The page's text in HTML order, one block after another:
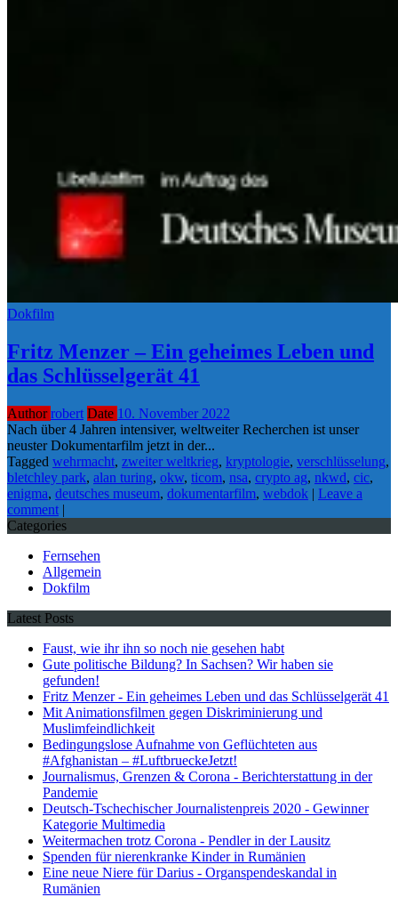
Dokfilm
Fritz Menzer – Ein geheimes Leben und
das Schlüsselgerät 41
Authorrobert Date 10. November 2022
Nach über 4 Jahren intensiver, weltweiter Recherchen ist unser
neuster Dokumentarfilm jetzt in der...
Tagged wehrmacht, zweiter weltkrieg, kryptologie, verschlüsselung,
bletchley park, alan turing, okw, ticom, nsa, crypto ag, nkwd, cic,
enigma, deutsches museum, dokumentarfilm, webdok | Leave a
comment |
Categories
Fernsehen
Allgemein
Dokfilm
Latest Posts
Faust, wie ihr ihn so noch nie gesehen habt
Gute politische Bildung? In Sachsen? Wir haben sie
gefunden!
Fritz Menzer - Ein geheimes Leben und das Schlüsselgerät 41
Mit Animationsfilmen gegen Diskriminierung und
Muslimfeindlichkeit
Bedingungslose Aufnahme von Geflüchteten aus
#Afghanistan – #LuftbrueckeJetzt!
Journalismus, Grenzen & Corona - Berichterstattung in der
Pandemie
Deutsch-Tschechischer Journalistenpreis 2020 - Gewinner
Kategorie Multimedia
Weitermachen trotz Corona - Pendler in der Lausitz
Spenden für nierenkranke Kinder in Rumänien
Eine neue Niere für Darius - Organspendeskandal in
Rumänien